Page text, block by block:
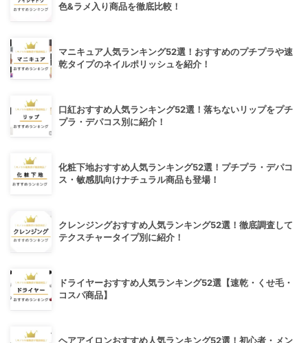
色&ラメ入り商品を徹底比較！
マニキュア人気ランキング52選！おすすめのプチプラや速
乾タイプのネイルポリッシュを紹介！
口紅おすすめ人気ランキング52選！落ちないリップをプチ
プラ・デパコス別に紹介！
化粧下地おすすめ人気ランキング52選！プチプラ・デパコ
ス・敏感肌向けナチュラル商品も登場！
クレンジングおすすめ人気ランキング52選！徹底調査して
テクスチャータイプ別に紹介！
ドライヤーおすすめ人気ランキング52選【速乾・くせ毛・
コスパ商品】
ヘアアイロンおすすめ人気ランキング52選！初心者・メン